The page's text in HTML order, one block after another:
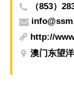
（853）
http://
澳门东望